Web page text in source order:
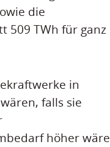
die
509 TWh für ganz
in
falls sie
höher wäre